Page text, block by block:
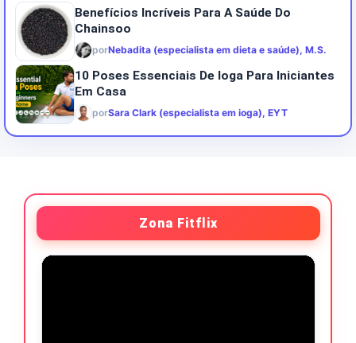
Benefícios Incríveis Para A Saúde Do
Chainsoo
porNebadita (especialista em dieta e saúde), M.S.
10 Poses Essenciais De Ioga Para Iniciantes
Em Casa
porSara Clark (especialista em ioga), EYT
Zona Fitflix